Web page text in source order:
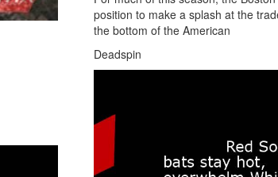
position to make a splash at the
the bottom of the American
Deadspin